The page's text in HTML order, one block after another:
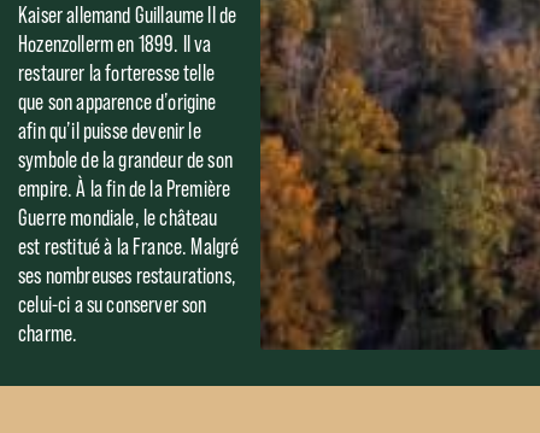
Kaiser allemand Guillaume II de
Hozenzollerm en 1899. Il va
restaurer la forteresse telle
que son apparence d’origine
afin qu’il puisse devenir le
symbole de la grandeur de son
empire. À la fin de la Première
Guerre mondiale, le château
est restitué à la France. Malgré
ses nombreuses restaurations,
celui-ci a su conserver son
charme.